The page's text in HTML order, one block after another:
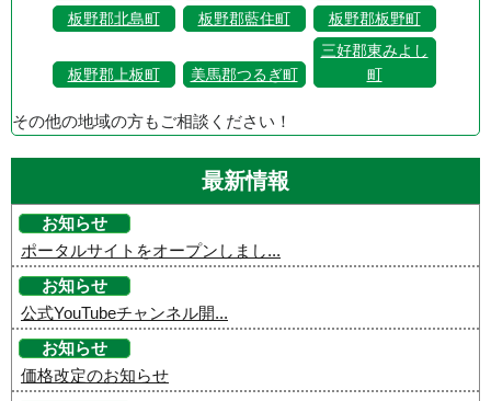
板野郡北島町
板野郡藍住町 板野郡板野町
板野郡上板町 美馬郡つるぎ町
三好郡東みよし
町
その他の地域の方もご相談ください！
最新情報
お知らせ
ポータルサイトをオープンしまし...
お知らせ
公式YouTubeチャンネル開...
お知らせ
価格改定のお知らせ